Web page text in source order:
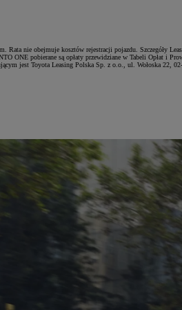
nie obejmuje kosztów rejestracji pojazdu. Szczegóły
ONE pobierane są opłaty przewidziane w Tabeli Opłat i
jest Toyota Leasing Polska Sp. z o.o., ul. Wołoska 22, 02-